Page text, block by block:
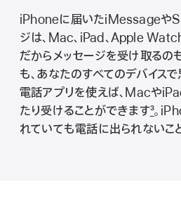
iPhoneに届いたiMessageや
ジは、Mac、iPad、Apple
だからメッセージを受け取るの
も、あなたのすべてのデバイスで
電話アプリを使えば、Macや
たり受けることができま す3。
れていても電話に出られないこと